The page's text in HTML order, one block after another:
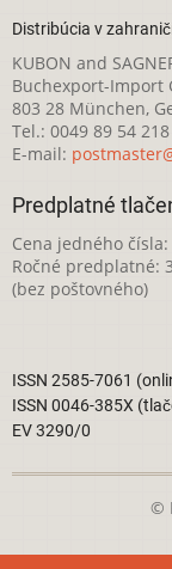
Distribúcia v
KUBON and
Buchexport-Import
803 28 München,
Tel.: 0049 89 54
E-mail:
Predplatné
Cena jedného čísla:
Ročné predplatné:
(bez poštovného)
ISSN 2585-7061
ISSN 0046-385X
EV 3290/0
©